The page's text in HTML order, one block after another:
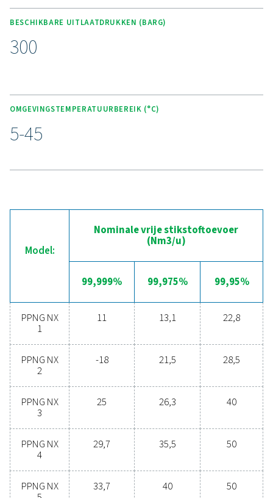
Ontdek de voordelen
stikstofproductie op
Overweegt u om over te stappen van het kopen
stikstof in flessen naar het produceren van
locatie? De keuze is voor de hand liggend, dat
zeker doen! stikstofproductie op locatie biedt tal
voordelen, waaronder lagere kosten,
zuiverheidscontrole, lagere transportemissies,
veiligheid en het wegnemen van logistieke
elk opzicht blijkt stikstofproductie op locatie de
effectieve en efficiënte oplossing te zijn. Neem
met onze experts om meer te weten te komen
deze transitie uw activiteiten kan helpen.
Neem nu contact op met onze